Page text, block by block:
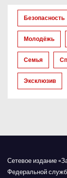
з
а
п
и
с
м
Безопасность
Молодёжь
Семья
Эксклюзив
Сетевое издание
Федеральной